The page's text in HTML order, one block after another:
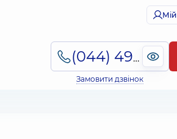
(044) 495-2-888
Замовити дзвінок